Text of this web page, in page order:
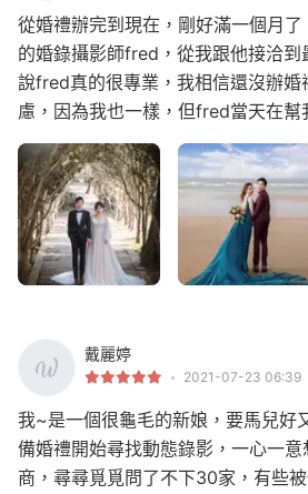
從婚禮辦完到現在，剛好滿一個月
的婚錄攝影師fred，從我跟他接洽
說fred真的很專業，我相信還沒辦婚
慮，因為我也一樣，但fred當天在幫
戴麗婷
2021-07-23 06:39
我~是一個很龜毛的新娘，要馬兒好
備婚禮開始尋找動態錄影，一心一
商，尋尋覓覓問了不下30家，有些